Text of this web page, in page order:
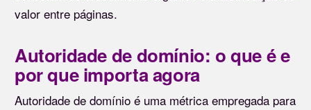
valor entre páginas.
Autoridade de domínio: o que é e
por que importa agora
Autoridade de domínio é uma métrica empregada para